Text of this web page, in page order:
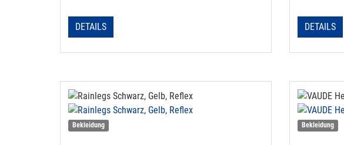
DETAILS DETAILS
Bekleidung Bekleidung